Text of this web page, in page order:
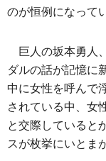
のが恒例になって
巨人の坂本勇人
ダルの話が記憶に
中に女性を呼んで
されている中、女
と交際していると
スが枚挙にいとま